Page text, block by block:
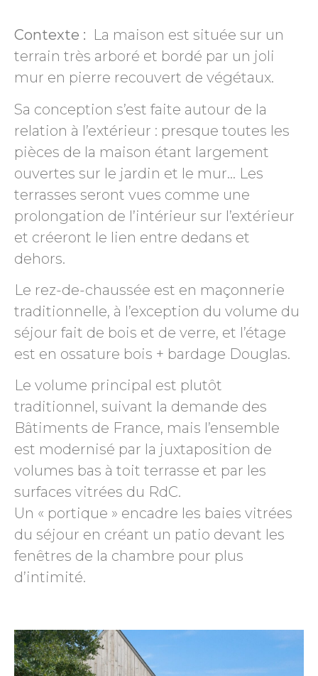
Contexte : La maison est située sur un
terrain très arboré et bordé par un joli
mur en pierre recouvert de végétaux.
Sa conception s’est faite autour de la
relation à l’extérieur : presque toutes les
pièces de la maison étant largement
ouvertes sur le jardin et le mur… Les
terrasses seront vues comme une
prolongation de l’intérieur sur l’extérieur
et créeront le lien entre dedans et
dehors.
Le rez-de-chaussée est en maçonnerie
traditionnelle, à l’exception du volume du
séjour fait de bois et de verre, et l’étage
est en ossature bois + bardage Douglas.
Le volume principal est plutôt
traditionnel, suivant la demande des
Bâtiments de France, mais l’ensemble
est modernisé par la juxtaposition de
volumes bas à toit terrasse et par les
surfaces vitrées du RdC.
Un « portique » encadre les baies vitrées
du séjour en créant un patio devant les
fenêtres de la chambre pour plus
d’intimité.